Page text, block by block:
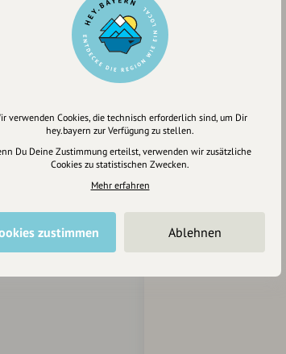
verwenden Cookies, die technisch erforderlich sind, um Dir
hey.bayern zur Verfügung zu stellen.
Du Deine Zustimmung erteilst, verwenden wir zusätzliche
Cookies zu statistischen Zwecken.
Mehr erfahren
zustimmen Ablehnen